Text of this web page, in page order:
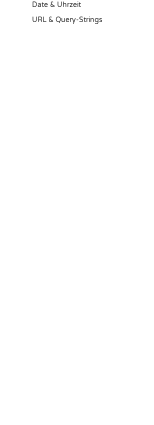
Date & Uhrzeit
URL & Query-Strings